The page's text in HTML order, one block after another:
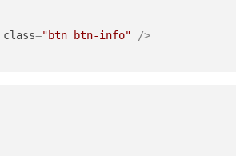
class="btn btn-info" />